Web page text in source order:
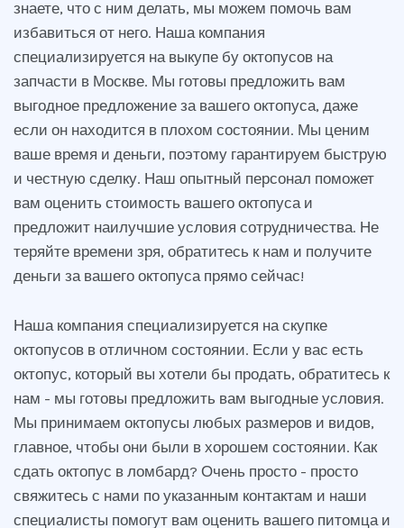
знаете, что с ним делать, мы можем помочь вам
избавиться от него. Наша компания
специализируется на выкупе бу октопусов на
запчасти в Москве. Мы готовы предложить вам
выгодное предложение за вашего октопуса, даже
если он находится в плохом состоянии. Мы ценим
ваше время и деньги, поэтому гарантируем быструю
и честную сделку. Наш опытный персонал поможет
вам оценить стоимость вашего октопуса и
предложит наилучшие условия сотрудничества. Не
теряйте времени зря, обратитесь к нам и получите
деньги за вашего октопуса прямо сейчас!
Наша компания специализируется на скупке
октопусов в отличном состоянии. Если у вас есть
октопус, который вы хотели бы продать, обратитесь к
нам - мы готовы предложить вам выгодные условия.
Мы принимаем октопусы любых размеров и видов,
главное, чтобы они были в хорошем состоянии. Как
сдать октопус в ломбард? Очень просто - просто
свяжитесь с нами по указанным контактам и наши
специалисты помогут вам оценить вашего питомца и